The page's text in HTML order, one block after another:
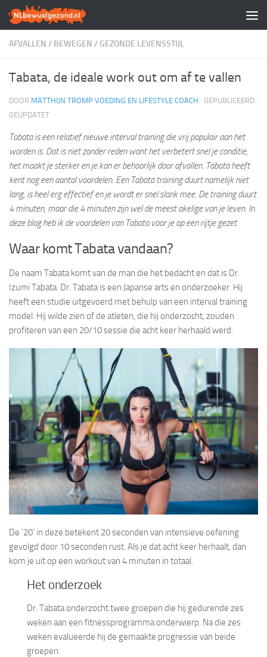
Doorgaan naar inhoud
AFVALLEN / BEWEGEN / GEZONDE LEVENSSTIJL
Tabata, de ideale work out om af te vallen
DOOR MATTHIJN TROMP VOEDING EN LIFESTYLE COACH · GEPUBLICEERD ·
GEÜPDATET
Tabata is een relatief nieuwe interval training die vrij populair aan het
worden is. Dat is niet zonder reden want het verbetert snel je conditie,
het maakt je sterker en je kan er behoorlijk door afvallen. Tabata heeft
kent nog een aantal voordelen. Een Tabata training duurt namelijk niet
lang, is heel erg effectief en je wordt er snel slank mee. De training duurt
4 minuten, maar die 4 minuten zijn wel de meest akelige van je leven. In
deze blog heb ik de voordelen van Tabata voor je op een rijtje gezet.
Waar komt Tabata vandaan?
De naam Tabata komt van de man die het bedacht en dat is Dr.
Izumi Tabata. Dr. Tabata is een Japanse arts en onderzoeker. Hij
heeft een studie uitgevoerd met behulp van een interval training
model. Hij wilde zien of de atleten, die hij onderzocht, zouden
profiteren van een 20/10 sessie die acht keer herhaald werd.
De ’20’ in deze betekent 20 seconden van intensieve oefening
gevolgd door 10 seconden rust. Als je dat acht keer herhaalt, dan
kom je uit op een workout van 4 minuten in totaal.
Het onderzoek
Dr. Tabata onderzocht twee groepen die hij gedurende zes
weken aan een fitnessprogramma onderwierp. Na die zes
weken evalueerde hij de gemaakte progressie van beide
groepen.